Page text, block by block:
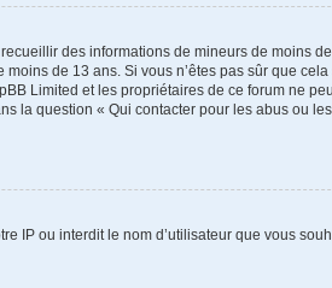
des informations de mineurs de moins
de 13 ans. Si vous n’êtes pas sûr que
Limited et les propriétaires de ce forum ne
la question « Qui contacter pour les abus ou
IP ou interdit le nom d’utilisateur que vous